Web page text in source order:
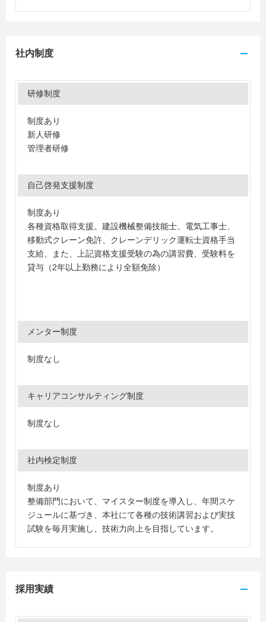
社内制度
研修制度
制度あり
新人研修
管理者研修
自己啓発支援制度
制度あり
各種資格取得支援。建設機械整備技能士、電気工事士、
移動式クレーン免許、クレーンデリック運転士資格手当
支給、また、上記資格支援受験の為の講習費、受験料を
貸与（2年以上勤務により全額免除）
メンター制度
制度なし
キャリアコンサルティング制度
制度なし
社内検定制度
制度あり
整備部門において、マイスター制度を導入し、年間スケ
ジュールに基づき、本社にて各種の技術講習および実技
試験を毎月実施し、技術力向上を目指しています。
採用実績